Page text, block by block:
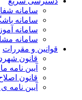
سامانه
سامانه
سامانه
سامانه
قوانین و مقررات
قانون
آیین نامه
قانون
آیین نامه